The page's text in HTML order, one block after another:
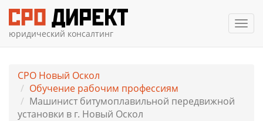
юридический консалтинг
СРО Новый Оскол
Обучение рабочим профессиям
Машинист битумоплавильной передвижной
установки в г. Новый Оскол